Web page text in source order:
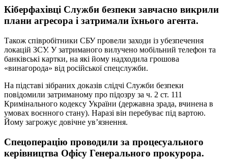
Кіберфахівці Служби безпеки завчасно викрили
плани агресора і затримали їхнього агента.
Також співробітники СБУ провели заходи із убезпечення
локацій ЗСУ. У затриманого вилучено мобільний телефон та
банківські картки, на які йому надходила грошова
«винагорода» від російської спецслужби.
На підставі зібраних доказів слідчі Служби безпеки
повідомили затриманому про підозру за ч. 2 ст. 111
Кримінального кодексу України (державна зрада, вчинена в
умовах воєнного стану). Наразі він перебуває під вартою.
Йому загрожує довічне ув’язнення.
Спецоперацію проводили за процесуального
керівництва Офісу Генерального прокурора.